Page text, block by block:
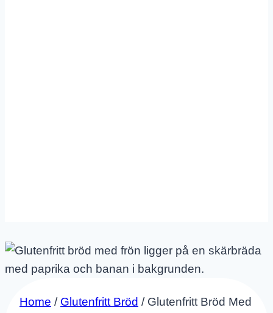
Home / Glutenfritt Bröd / Glutenfritt Bröd Med